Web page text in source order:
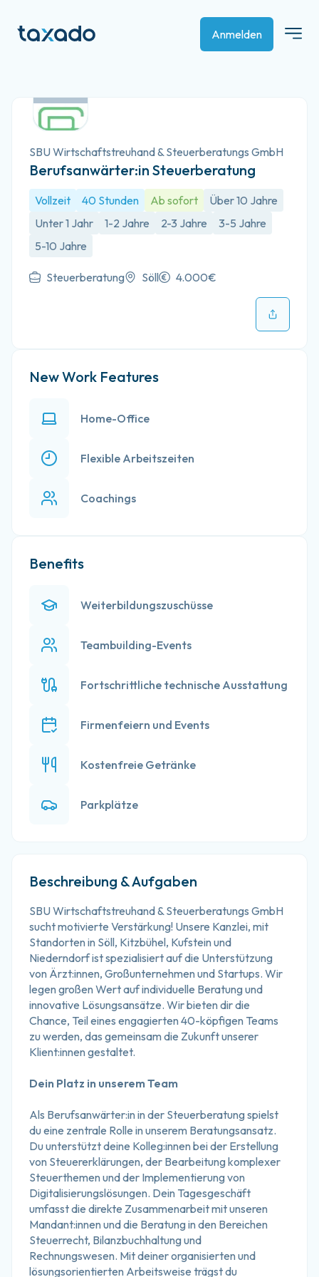
Anmelden
SBU Wirtschaftstreuhand & Steuerberatungs GmbH
Berufsanwärter:in Steuerberatung
Vollzeit 40 Stunden Ab sofort
Über 10 Jahre
Unter 1 Jahr
1-2 Jahre 2-3 Jahre
3-5 Jahre
5-10 Jahre
Steuerberatung Söll 4.000€
Beschreibung & Aufgaben
SBU Wirtschaftstreuhand & Steuerberatungs GmbH
sucht motivierte Verstärkung! Unsere Kanzlei, mit
Standorten in Söll, Kitzbühel, Kufstein und
Niederndorf ist spezialisiert auf die Unterstützung
von Ärzt:innen, Großunternehmen und Startups. Wir
legen großen Wert auf individuelle Beratung und
innovative Lösungsansätze. Wir bieten dir die
Chance, Teil eines engagierten 40-köpfigen Teams
zu werden, das gemeinsam die Zukunft unserer
Klient:innen gestaltet.
Dein Platz in unserem Team
Als Berufsanwärter:in in der Steuerberatung spielst
du eine zentrale Rolle in unserem Beratungsansatz.
Du unterstützt deine Kolleg:innen bei der Erstellung
von Steuererklärungen, der Bearbeitung komplexer
Steuerthemen und der Implementierung von
Digitalisierungslösungen. Dein Tagesgeschäft
umfasst die direkte Zusammenarbeit mit unseren
Mandant:innen und die Beratung in den Bereichen
Steuerrecht, Bilanzbuchhaltung und
Rechnungswesen. Mit deiner organisierten und
lösungsorientierten Arbeitsweise trägst du
New Work Features
Home-Office
Flexible Arbeitszeiten
Coachings
Benefits
Weiterbildungszuschüsse
Teambuilding-Events
Fortschrittliche technische Ausstattung
Firmenfeiern und Events
Kostenfreie Getränke
Parkplätze